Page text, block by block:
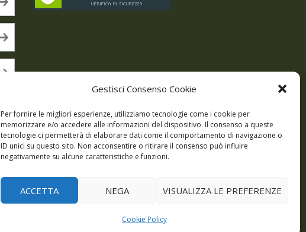
Gestisci Consenso Cookie
Per fornire le migliori esperienze, utilizziamo tecnologie come i cookie per
memorizzare e/o accedere alle informazioni del dispositivo. Il consenso a queste
tecnologie ci permetterà di elaborare dati come il comportamento di navigazione o
ID unici su questo sito. Non acconsentire o ritirare il consenso può influire
negativamente su alcune caratteristiche e funzioni.
ACCETTA NEGA VISUALIZZA LE PREFERENZE
Cookie Policy
Episodi Giochi DBC Podcast Cookie Policy (UE)